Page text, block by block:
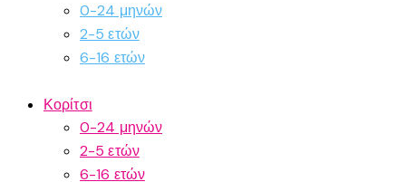
0-24 μηνών
2-5 ετών
6-16 ετών
Κορίτσι
0-24 μηνών
2-5 ετών
6-16 ετών